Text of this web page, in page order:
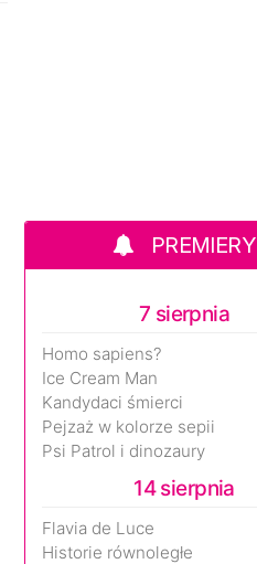
PREMIERY
7 sierpnia
Homo sapiens?
Ice Cream Man
Kandydaci śmierci
Pejzaż w kolorze sepii
Psi Patrol i dinozaury
14 sierpnia
Flavia de Luce
Historie równoległe